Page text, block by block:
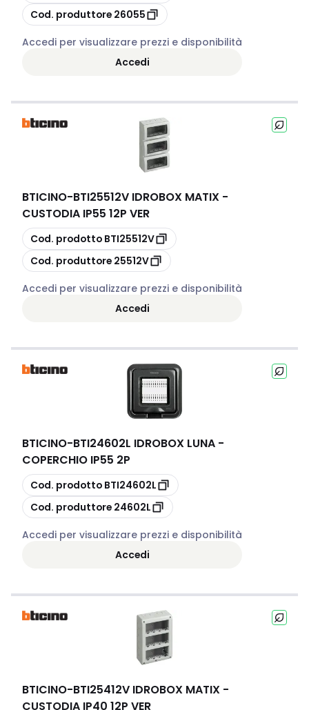
copia
Cod. produttore 26055
Accedi per visualizzare prezzi e disponibilità
Accedi
BTICINO-BTI25512V IDROBOX MATIX -
CUSTODIA IP55 12P VER
copia
Cod. prodotto BTI25512V
copia
Cod. produttore 25512V
Accedi per visualizzare prezzi e disponibilità
Accedi
BTICINO-BTI24602L IDROBOX LUNA -
COPERCHIO IP55 2P
copia
Cod. prodotto BTI24602L
copia
Cod. produttore 24602L
Accedi per visualizzare prezzi e disponibilità
Accedi
BTICINO-BTI25412V IDROBOX MATIX -
CUSTODIA IP40 12P VER